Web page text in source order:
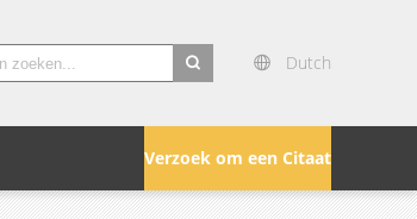
Dutch
Verzoek om een Citaat